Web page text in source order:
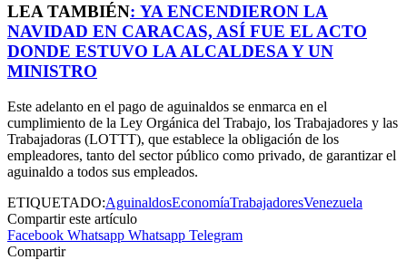
LEA TAMBIÉN: YA ENCENDIERON LA
NAVIDAD EN CARACAS, ASÍ FUE EL ACTO
DONDE ESTUVO LA ALCALDESA Y UN
MINISTRO
Este adelanto en el pago de aguinaldos se enmarca en el
cumplimiento de la Ley Orgánica del Trabajo, los Trabajadores y las
Trabajadoras (LOTTT), que establece la obligación de los
empleadores, tanto del sector público como privado, de garantizar el
aguinaldo a todos sus empleados.
ETIQUETADO:AguinaldosEconomíaTrabajadoresVenezuela
Compartir este artículo
Facebook Whatsapp Whatsapp Telegram
Compartir